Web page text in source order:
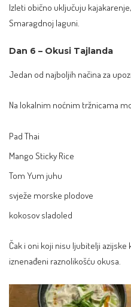
Izleti obično uključuju
Smaragdnoj laguni.
Dan 6 – Okusi Tajlanda
Jedan od najboljih načina za
Na lokalnim noćnim tržnicama
Pad Thai
Mango Sticky Rice
Tom Yum juhu
svježe morske plodove
kokosov sladoled
Čak i oni koji nisu ljubitelji
iznenađeni raznolikošću okusa.